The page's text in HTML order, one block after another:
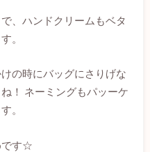
、ハンドクリームもベタ
。
の時にバッグにさりげな
！ ネーミングもパッーケ
。
です☆